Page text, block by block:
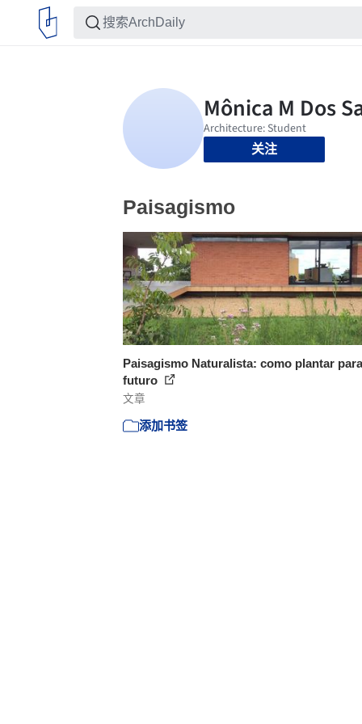
关注
Paisagismo
Paisagismo Naturalista: como plantar
futuro
文章
添加书签